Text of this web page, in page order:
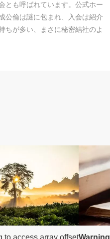
とも呼ばれています。公式ホー
公倫は謎に包まれ、入会は紹介
ちが多い、まさに秘密結社のよ